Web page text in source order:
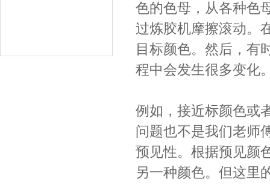
色的色母，从各种色
过炼胶机摩擦滚动。
目标颜色。然后，有
程中会发生很多变化
例如，接近标颜色或
问题也不是我们老师
预见性。根据预见颜
另一种颜色。但这里